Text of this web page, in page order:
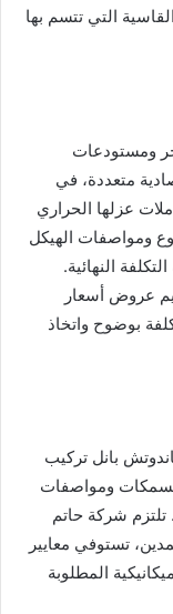
التي تتسم بها
ومستودعات
متعددة، في
عزلها الحراري
ومواصفات الهيكل
النهائية.
عروض أسعار
بوضوح واتخاذ
بانل تركيب
بسمكات ومواصفات
تلتزم شركة حاتم
تستوفي معايير
المطلوبة